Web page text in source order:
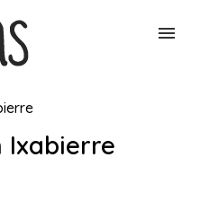
Ixabierre